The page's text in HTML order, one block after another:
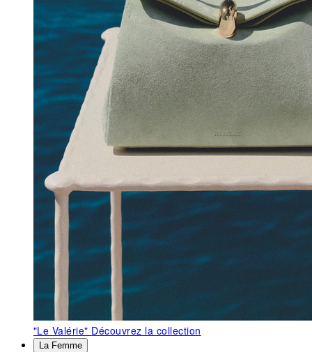
"Le Valérie" Découvrez la collection
La Femme